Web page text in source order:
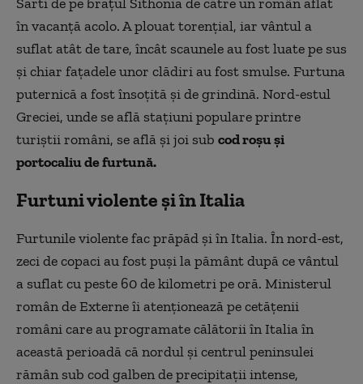
în vacanță acolo. A plouat torențial, iar vântul a
suflat atât de tare, încât scaunele au fost luate pe sus
și chiar fațadele unor clădiri au fost smulse. Furtuna
puternică a fost însoțită și de grindină. Nord-estul
Greciei, unde se află stațiuni populare printre
turiștii români, se află și joi sub cod roșu și
portocaliu de furtună.
Furtuni violente și în Italia
Furtunile violente fac prăpăd și în Italia. În nord-est,
zeci de copaci au fost puși la pământ după ce vântul
a suflat cu peste 60 de kilometri pe oră. Ministerul
român de Externe îi atenționează pe cetățenii
români care au programate călătorii în Italia în
această perioadă că nordul și centrul peninsulei
rămân sub cod galben de precipitaţii intense,